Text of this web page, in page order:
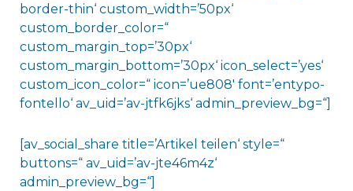
border-thin‘ custom_width=’50px‘
custom_border_color=“
custom_margin_top=’30px‘
custom_margin_bottom=’30px‘ icon_select=’yes‘
custom_icon_color=“ icon=’ue808′ font=’entypo-
fontello‘ av_uid=’av-jtfk6jks‘ admin_preview_bg=“]
[av_social_share title=’Artikel teilen‘ style=“
buttons=“ av_uid=’av-jte46m4z‘
admin_preview_bg=“]